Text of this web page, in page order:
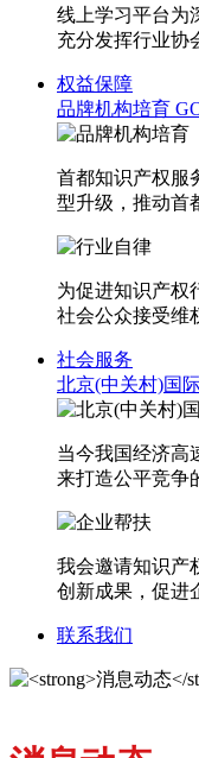
线上学习平台为
充分发挥行业协
权益保障
品牌机构培育
首都知识产权服
型升级，推动首
为促进知识产权
社会公众接受维
社会服务
北京(中关村)国
当今我国经济高
来打造公平竞争
我会邀请知识产
创新成果，促进
联系我们